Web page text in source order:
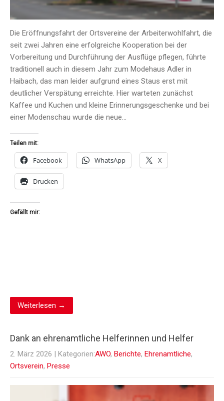
Die Eröffnungsfahrt der Ortsvereine der Arbeiterwohlfahrt, die
seit zwei Jahren eine erfolgreiche Kooperation bei der
Vorbereitung und Durchführung der Ausflüge pflegen, führte
traditionell auch in diesem Jahr zum Modehaus Adler in
Haibach, das man leider aufgrund eines Staus erst mit
deutlicher Verspätung erreichte. Hier warteten zunächst
Kaffee und Kuchen und kleine Erinnerungsgeschenke und bei
einer Modenschau wurde die neue…
Teilen mit:
Facebook WhatsApp X
Drucken
Gefällt mir:
Weiterlesen →
Dank an ehrenamtliche Helferinnen und Helfer
2. März 2026 | Kategorien:AWO, Berichte, Ehrenamtliche,
Ortsverein, Presse